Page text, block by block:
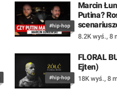
#hip-hop
Marcin
Putina?
8.2K wyś., 8
#hip-hop
FLORAL
Ejten)
18K wyś., 8